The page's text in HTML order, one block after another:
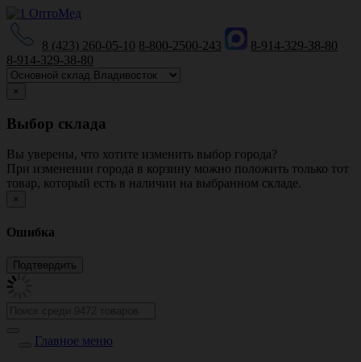
8 (423) 260-05-10 8-800-2500-243
8-914-329-38-80
8-914-329-38-80
×
Выбор склада
Вы уверены, что хотите изменить выбор города?
При изменении города в корзину можно положить только тот
товар, который есть в наличии на выбранном складе.
×
Ошибка
Главное меню